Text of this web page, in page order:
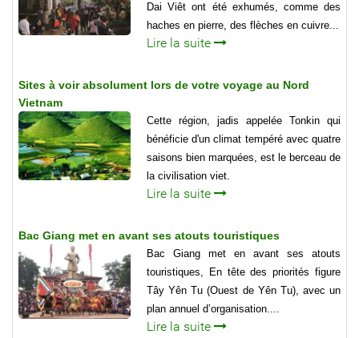
Dai Viêt ont été exhumés, comme des
haches en pierre, des flèches en cuivre...
Lire la suite
Sites à voir absolument lors de votre voyage au Nord
Vietnam
Cette région, jadis appelée Tonkin qui
bénéficie d'un climat tempéré avec quatre
saisons bien marquées, est le berceau de
la civilisation viet.
Lire la suite
Bac Giang met en avant ses atouts touristiques
Bac Giang met en avant ses atouts
touristiques, En tête des priorités figure
Tây Yên Tu (Ouest de Yên Tu), avec un
plan annuel d’organisation....
Lire la suite